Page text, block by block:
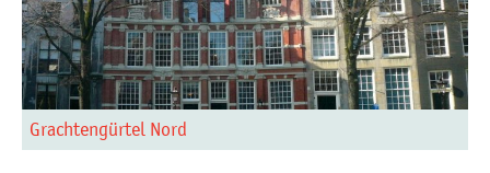
Grachtengürtel Nord